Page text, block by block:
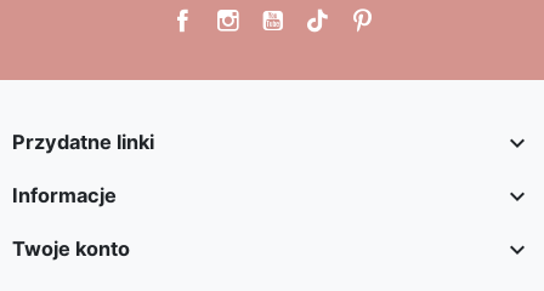
Przydatne linki 
Informacje 
Twoje konto 